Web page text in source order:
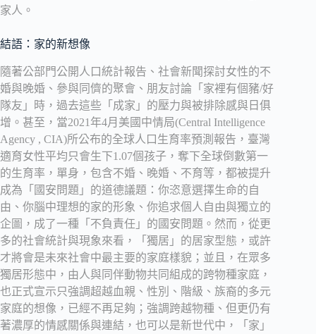
家人。
結語：家的新想像
隨著公部門公開人口統計報告、社會新聞探討女性的不
婚與晚婚、參與同儕的聚會、朋友討論「家裡有個豬/好
隊友」時，過去這些「成家」的壓力與被排除感與日俱
增。甚至，當2021年4月美國中情局(Central Intelligence
Agency , CIA)所公布的全球人口生育率預測報告，臺灣
適育女性平均只會生下1.07個孩子，奪下全球倒數第一
的生育率，單身，包含不婚、晚婚、不育等，都被提升
成為「國安問題」的道德議題：你恣意選擇生命的自
由、你腦中理想的家的形象、你追求個人自由與獨立的
企圖，成了一種「不負責任」的國安問題。然而，從更
多的社會統計與現象來看，「獨居」的居家型態，或許
才將會是未來社會中最主要的家庭樣貌；並且，在眾多
獨居形態中，由人與同伴動物共同組成的跨物種家庭，
也正式宣示只強調超越血親、性別、階級、族裔的多元
家庭的想像，已經不再足夠；強調跨越物種、但更仍有
著濃厚的情感關係與連結，也可以是新世代中，「家」